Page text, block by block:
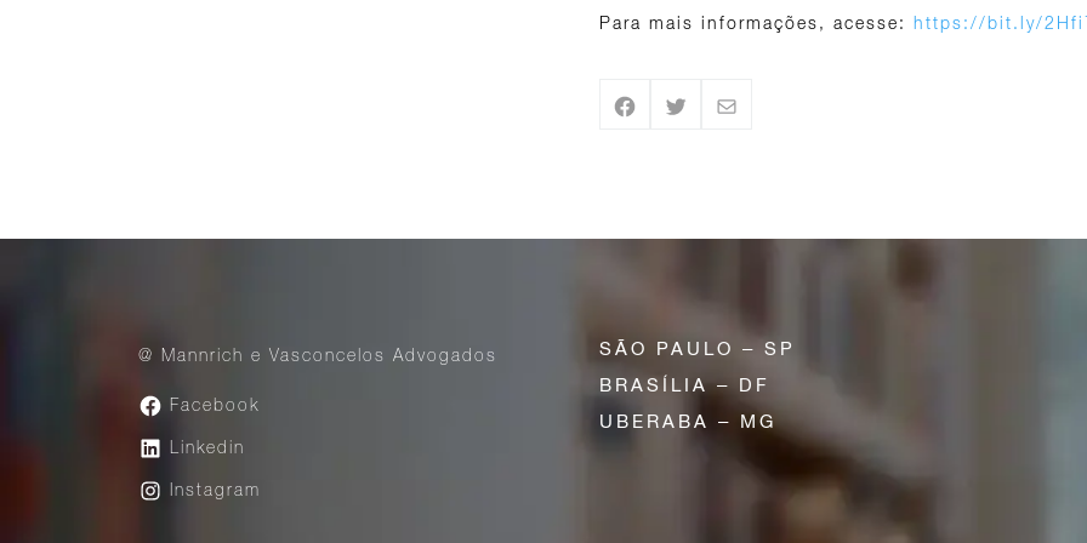
Para mais informações, acesse: https://bit.ly/
@ Mannrich e Vasconcelos Advogados
Facebook
Linkedin
Instagram
SÃO PAULO – SP
BRASÍLIA – DF
UBERABA – MG